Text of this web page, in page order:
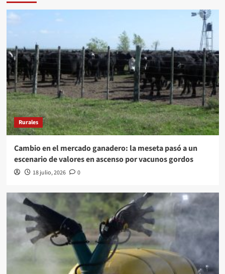
Rurales
Cambio en el mercado ganadero: la meseta pasó a un
escenario de valores en ascenso por vacunos gordos
18 julio, 2026 0